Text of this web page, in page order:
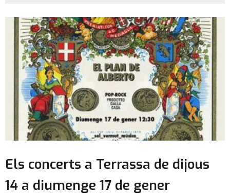
Els concerts a Terrassa de dijous
14 a diumenge 17 de gener